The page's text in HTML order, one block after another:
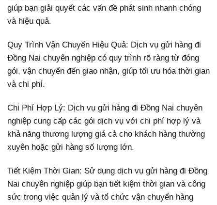
giúp bạn giải quyết các vấn đề phát sinh nhanh chóng
và hiệu quả.
Quy Trình Vận Chuyển Hiệu Quả: Dịch vụ gửi hàng đi
Đồng Nai chuyên nghiệp có quy trình rõ ràng từ đóng
gói, vận chuyển đến giao nhận, giúp tối ưu hóa thời gian
và chi phí.
Chi Phí Hợp Lý: Dịch vụ gửi hàng đi Đồng Nai chuyên
nghiệp cung cấp các gói dịch vụ với chi phí hợp lý và
khả năng thương lượng giá cả cho khách hàng thường
xuyên hoặc gửi hàng số lượng lớn.
Tiết Kiệm Thời Gian: Sử dụng dịch vụ gửi hàng đi Đồng
Nai chuyên nghiệp giúp bạn tiết kiệm thời gian và công
sức trong việc quản lý và tổ chức vận chuyển hàng